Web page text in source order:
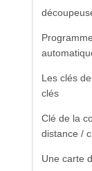
Les clés
clés
Clé de la
distance /
Une carte